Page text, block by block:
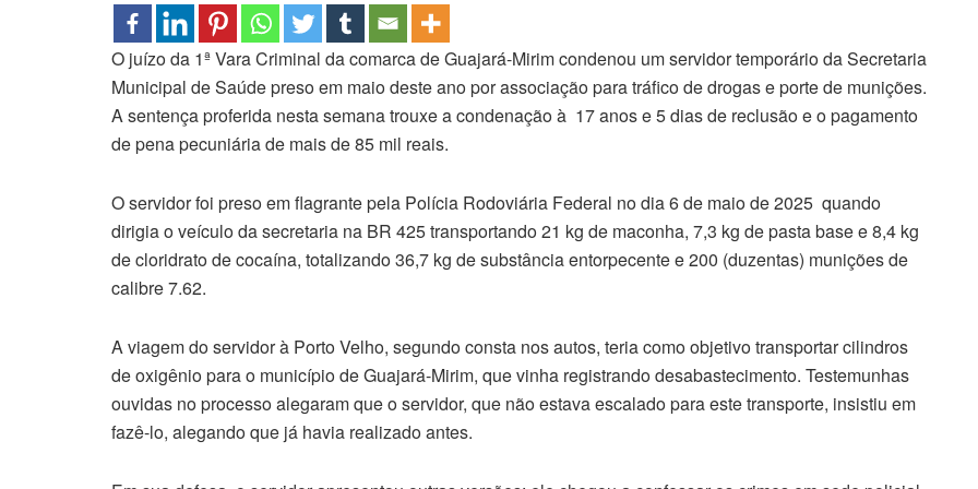
O juízo da 1ª Vara Criminal da comarca de Guajará-Mirim condenou um servidor temporário da Secretaria
Municipal de Saúde preso em maio deste ano por associação para tráfico de drogas e porte de munições.
A sentença proferida nesta semana trouxe a condenação à 17 anos e 5 dias de reclusão e o pagamento
de pena pecuniária de mais de 85 mil reais.
O servidor foi preso em flagrante pela Polícia Rodoviária Federal no dia 6 de maio de 2025 quando
dirigia o veículo da secretaria na BR 425 transportando 21 kg de maconha, 7,3 kg de pasta base e 8,4 kg
de cloridrato de cocaína, totalizando 36,7 kg de substância entorpecente e 200 (duzentas) munições de
calibre 7.62.
A viagem do servidor à Porto Velho, segundo consta nos autos, teria como objetivo transportar cilindros
de oxigênio para o município de Guajará-Mirim, que vinha registrando desabastecimento. Testemunhas
ouvidas no processo alegaram que o servidor, que não estava escalado para este transporte, insistiu em
fazê-lo, alegando que já havia realizado antes.